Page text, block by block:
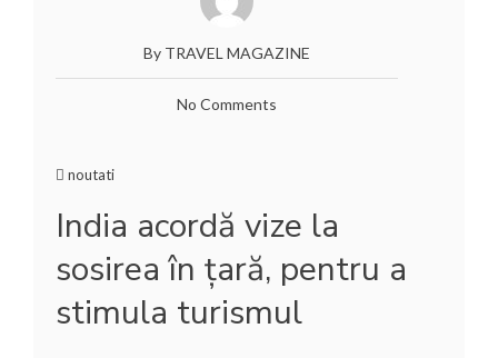
By TRAVEL MAGAZINE
No Comments
noutati
India acordă vize la
sosirea în țară, pentru a
stimula turismul